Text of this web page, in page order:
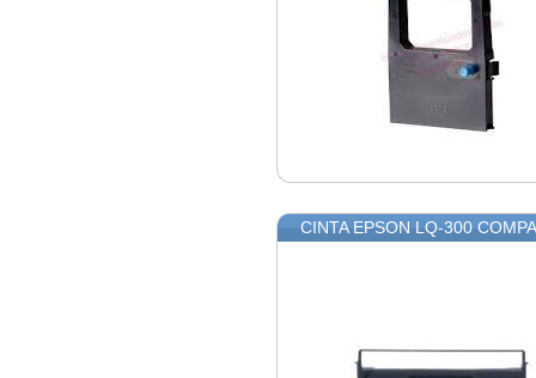
CINTA EPSON LQ-300